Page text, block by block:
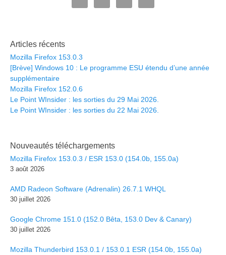
Articles récents
Mozilla Firefox 153.0.3
[Brève] Windows 10 : Le programme ESU étendu d’une année
supplémentaire
Mozilla Firefox 152.0.6
Le Point WInsider : les sorties du 29 Mai 2026.
Le Point WInsider : les sorties du 22 Mai 2026.
Nouveautés téléchargements
Mozilla Firefox 153.0.3 / ESR 153.0 (154.0b, 155.0a)
3 août 2026
AMD Radeon Software (Adrenalin) 26.7.1 WHQL
30 juillet 2026
Google Chrome 151.0 (152.0 Bêta, 153.0 Dev & Canary)
30 juillet 2026
Mozilla Thunderbird 153.0.1 / 153.0.1 ESR (154.0b, 155.0a)